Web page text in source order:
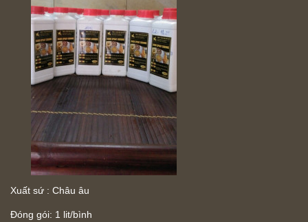
Xuất sứ : Châu âu
Đóng gói: 1 lit/bình